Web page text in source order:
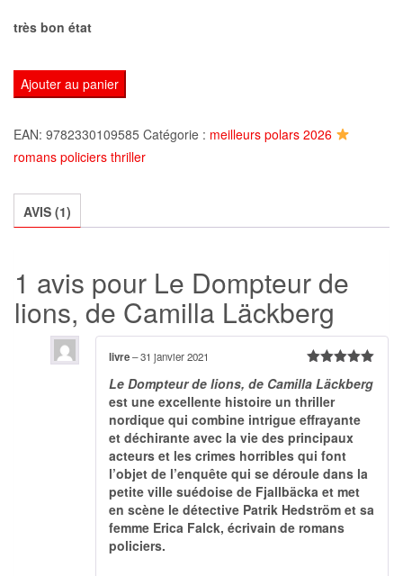
très bon état
quantité
de
Le
lions,
de
Ajouter au panier
EAN: 9782330109585 Catégorie : meilleurs polars 2026
romans policiers thriller
AVIS (1)
1 avis pour Le Dompteur de
lions, de Camilla Läckberg
5
livre–31 janvier 2021
Le Dompteur de lions, de Camilla Läckberg
est une excellente histoire un thriller
nordique qui combine intrigue effrayante
et déchirante avec la vie des principaux
acteurs et les crimes horribles qui font
l’objet de l’enquête qui se déroule dans la
petite ville suédoise de Fjallbäcka et met
en scène le détective Patrik Hedström et sa
femme Erica Falck, écrivain de romans
policiers.